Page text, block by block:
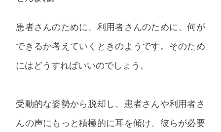
患者さんのために、利用者さんのために、何が
できるか考えていくときのようです。そのため
にはどうすればいいのでしょう。
受動的な姿勢から脱却し、患者さんや利用者さ
んの声にもっと積極的に耳を傾け、彼らが必要